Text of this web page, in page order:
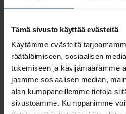
Tämä sivusto käyttää evästeitä
Käytämme evästeitä
räätälöimiseen, sosiaalisen
tukemiseen ja kävijämäärämme
jaamme sosiaalisen median,
alan kumppaneillemme tietoja
sivustoamme. Kumppanimme
90,87€ alv 0%
LISÄÄ
Yhteensä: 90,87 €
Tuotetunnus (SKU):712143
Osasto:Teippivaipat